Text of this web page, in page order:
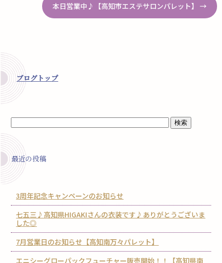
本日営業中♪【高知市エステサロンパレット】 →
ブログトップ
最近の投稿
3周年記念キャンペーンのお知らせ
七五三♪高知県HIGAKIさんの衣装です♪ありがとうございま
した◎
7月営業日のお知らせ【高知南万々パレット】
エニシーグローパックフューチャー販売開始！！【高知県南